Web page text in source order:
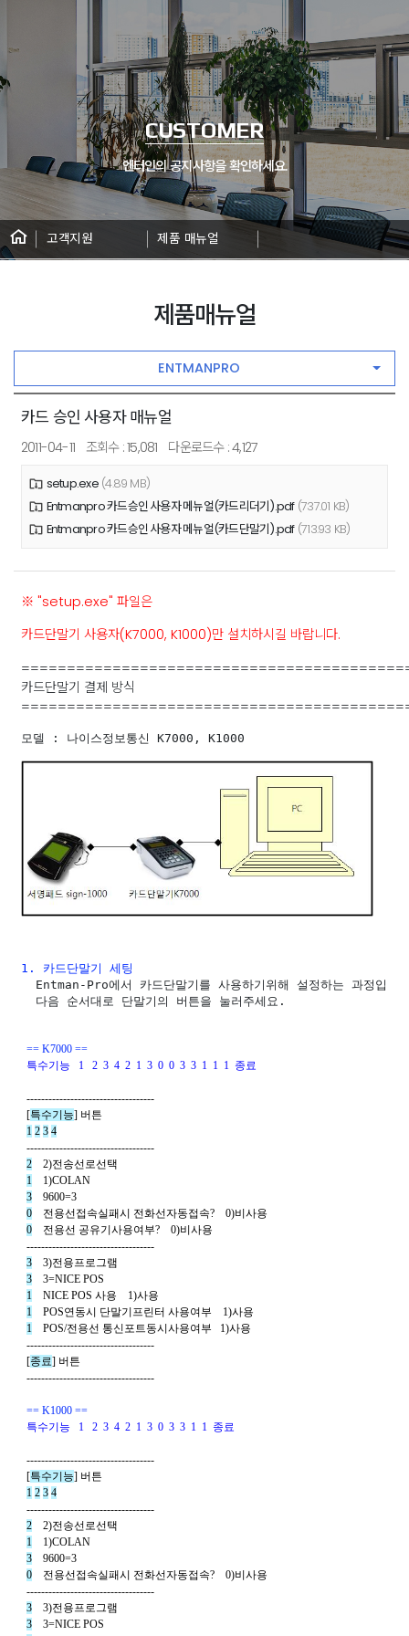
CUSTOMER
엔터인의 공지사항을 확인하세요.
고객지원 제품 매뉴얼
제품매뉴얼
ENTMANPRO
자료실 게시판 상세
카드 승인 사용자 매뉴얼
2011-04-11 조회수 : 15,081 다운로드수 : 4,127
setup.exe(4.89 MB)
Entmanpro 카드승인 사용자 메뉴얼(카드리더기).pdf(737.01 KB)
Entmanpro 카드승인 사용자 메뉴얼(카드단말기).pdf(713.93 KB)
※ "setup.exe" 파일은
카드단말기 사용자(K7000, K1000)만 설치하시길 바랍니다.
카드단말기 결제 방식
모델 : 나이스정보통신 K7000, K1000
1. 카드단말기 세팅
Entman-Pro에서 카드단말기를 사용하기위해 설정하는 과정입니
  다음 순서대로 단말기의 버튼을 눌러주세요.
== K7000 ==
특수기능
  1
  2
3 4 2 1 3 0 0 3 3 1 1 1 종료
  -----------------------------------
  [
특수기능] 버튼
1 2 3 4
  -----------------------------------
2
    2)
전송선로선택
1
    1)COLAN
3
    9600=3
0
전용선접속실패시 전화선자동접속?    0)비사용
0
전용선 공유기사용여부?    0)비사용
  -----------------------------------
3
    3)
전용프로그램
3
    3=NICE POS
1
    NICE POS
사용
    1)
사용
1
    POS
연동시 단말기프린터 사용여부
    1)
사용
1
    POS/
전용선 통신포트동시사용여부
   1)
사용
  -----------------------------------
  [
종료] 버튼
  -----------------------------------
== K1000 ==
특수기능
  1
  2
3 4 2 1 3 0 3 3 1 1 종료
  -----------------------------------
  [
특수기능] 버튼
1 2 3 4
  -----------------------------------
2
    2)
전송선로선택
1
    1)COLAN
3
    9600=3
0
전용선접속실패시 전화선자동접속?    0)비사용
  -----------------------------------
3
    3)
전용프로그램
3
    3=NICE POS